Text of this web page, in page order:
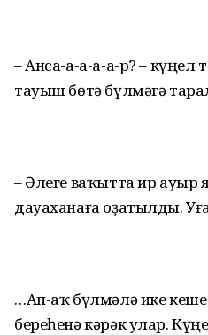
– Анса-а-а-а-а-р? – күңел
тауыш бөтә бүлмәгә
– Әлеге ваҡытта ир ауыр
дауаханаға оҙатылды.
…Ап-аҡ бүлмәлә ике
береһенә кәрәк улар.